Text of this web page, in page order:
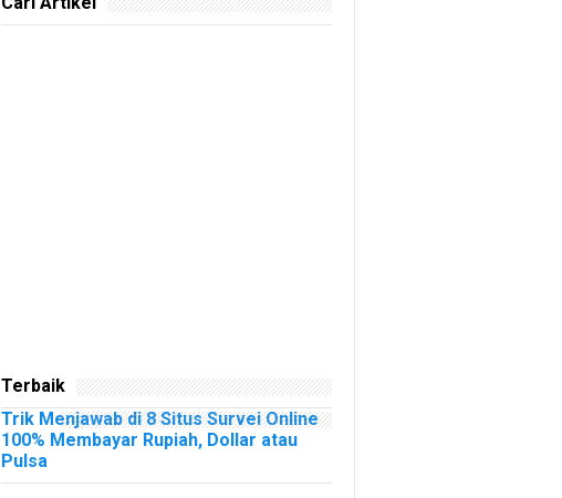
Terbaik
Trik Menjawab di 8 Situs Survei Online
100% Membayar Rupiah, Dollar atau
Pulsa